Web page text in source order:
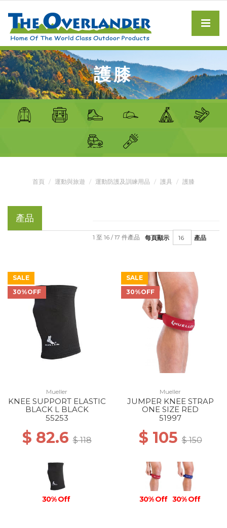
護膝
首頁 運動與旅遊 運動防護及訓練用品 護具 護膝
產品
每頁顯示 產品
1 至 16 / 17 件產品
SALE
30%OFF
Mueller
KNEE SUPPORT ELASTIC
BLACK L BLACK
55253
$ 82.6$ 118
30% Off
SALE
30%OFF
Mueller
JUMPER KNEE STRAP
ONE SIZE RED
51997
$ 105$ 150
30% Off 30% Off